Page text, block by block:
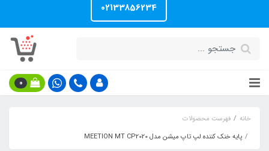
02133856234
0
خانه
فهرست محصولات
پایه خنک کننده لپ تاپ میشن مدل MEETION MT CP2020